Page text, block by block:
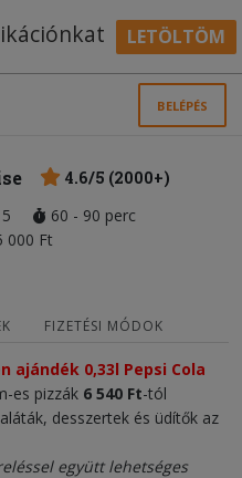
LETÖLTÖM
BELÉPÉS
4.6/5 (2000+)
60 - 90 perc
000 Ft
FIZETÉSI MÓDOK
ajándék 0,33l Pepsi Cola
es pizzák 6 540 Ft-tól
desszertek és üdítők az
együtt lehetséges